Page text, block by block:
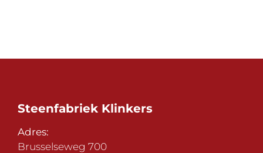
Steenfabriek Klinkers
Adres:
Brusselseweg 700